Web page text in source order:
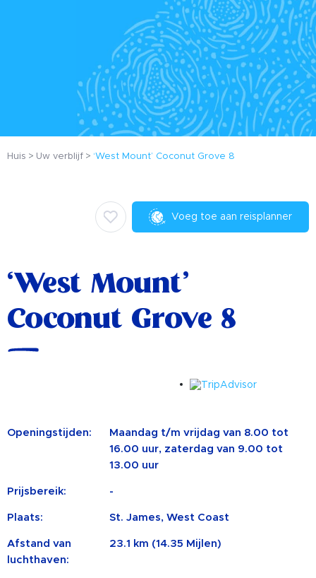
Huis Uw verblijf ‘West Mount’ Coconut Grove 8
Voeg toe aan reisplanner
‘West Mount’
Coconut Grove 8
Openingstijden:
Maandag t/m vrijdag van 8.00 tot
16.00 uur, zaterdag van 9.00 tot
13.00 uur
Prijsbereik: -
Plaats: St. James, West Coast
Afstand van
luchthaven:
23.1 km (14.35 Mijlen)